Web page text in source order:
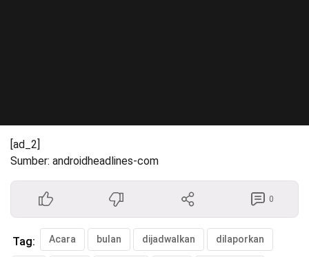
[ad_2]
Sumber: androidheadlines-com
0
Tag: Acara bulan dijadwalkan dilaporkan